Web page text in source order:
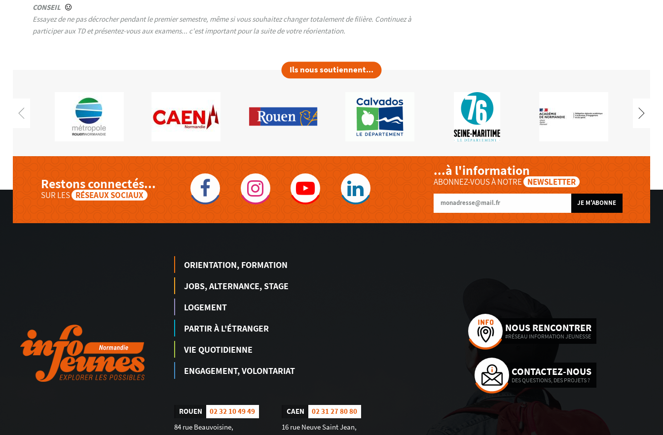
CONSEIL
Essayez de ne pas décrocher pendant le premier semestre, même si vous souhaitez changer totalement de filière. Continuez à
participer aux TD et présentez-vous aux examens... c'est important pour la suite de votre réorientation.
Ils nous soutiennent...
Restons connectés...
SUR LES RÉSEAUX SOCIAUX
...à l'information
ABONNEZ-VOUS À NOTRE NEWSLETTER
JE M'ABONNE
ORIENTATION, FORMATION
JOBS, ALTERNANCE, STAGE
LOGEMENT
PARTIR À L'ÉTRANGER
VIE QUOTIDIENNE
ENGAGEMENT, VOLONTARIAT
ROUEN
02 32 10 49 49
84 rue Beauvoisine,
CAEN
02 31 27 80 80
16 rue Neuve Saint Jean,
NOUS RENCONTRER
#RÉSEAU INFORMATION JEUNESSE
CONTACTEZ-NOUS
DES QUESTIONS, DES PROJETS ?